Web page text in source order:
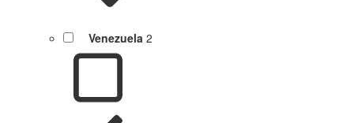
Venezuela 2